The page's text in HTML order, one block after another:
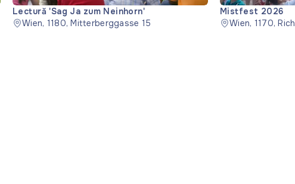
Lectură 'Sag Ja zum Neinhorn'
Wien, 1180, Mitterberggasse 15
Mistfest 2026
Wien, 1170,